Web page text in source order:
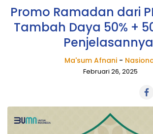
Promo Ramadan dari
Tambah Daya 50% +
Ma'sum Afnani-
Februari 26, 2025